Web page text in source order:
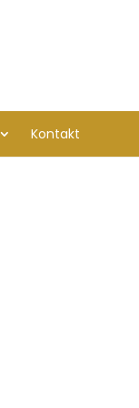
Kontakt